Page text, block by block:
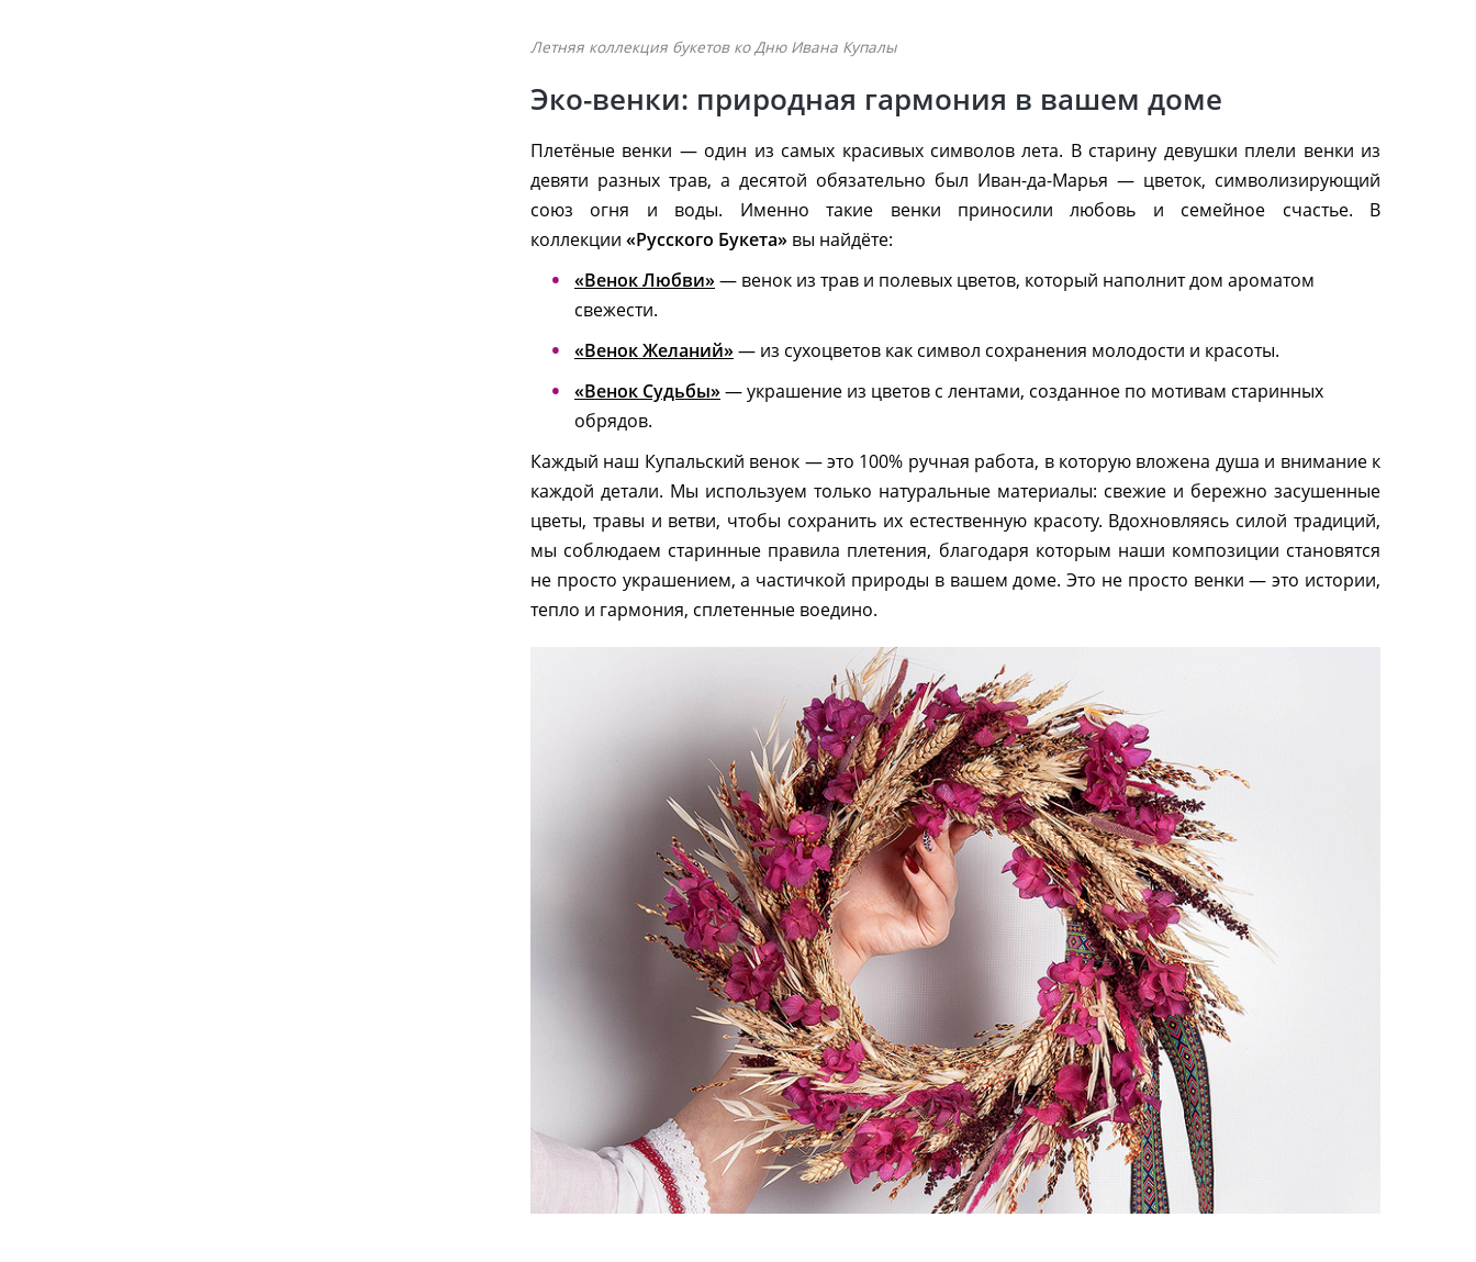
Летняя коллекция букетов ко Дню Ивана Купалы
Эко-венки: природная гармония в вашем доме
Плетёные венки — один из самых красивых символов лета. В старину девушки плели венки из
девяти разных трав, а десятой обязательно был Иван-да-Марья — цветок, символизирующий
союз огня и воды. Именно такие венки приносили любовь и семейное счастье. В
коллекции «Русского Букета» вы найдёте:
«Венок Любви»— венок из трав и полевых цветов, который наполнит дом ароматом
свежести.
«Венок Желаний»— из сухоцветов как символ сохранения молодости и красоты.
«Венок Судьбы»— украшение из цветов с лентами, созданное по мотивам старинных
обрядов.
Каждый наш Купальский венок — это 100% ручная работа, в которую вложена душа и внимание к
каждой детали. Мы используем только натуральные материалы: свежие и бережно засушенные
цветы, травы и ветви, чтобы сохранить их естественную красоту. Вдохновляясь силой традиций,
мы соблюдаем старинные правила плетения, благодаря которым наши композиции становятся
не просто украшением, а частичкой природы в вашем доме. Это не просто венки — это истории,
тепло и гармония, сплетенные воедино.